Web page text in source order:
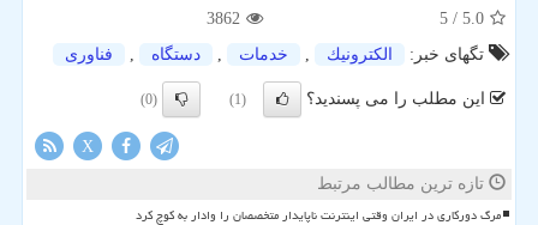
5.0
/ 5
3862
تگهای خبر:
الكترونیك , خدمات , دستگاه , فناوری
این مطلب را می پسندید؟ (1)
(0)
X
تازه ترین مطالب مرتبط
مرگ دورکاری در ایران وقتی اینترنت ناپایدار متخصصان را وادار به کوچ کرد